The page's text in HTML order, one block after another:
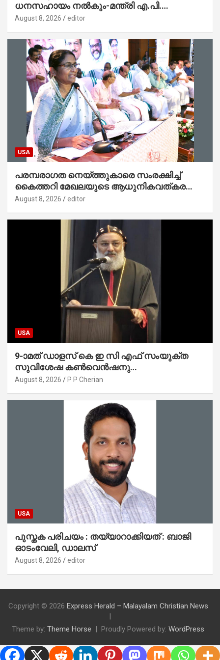
ധനസഹായം നൽകും-മന്ത്രി എ.പി.
അനിൽകുമാർ
August 8, 2026 editor
USA
പരമ്പരാഗത നെയ്ത്തുകാരെ സംരക്ഷിച്ച്
കൈത്തറി മേഖലയുടെ ആധുനികവത്കരണം
സാധ്യമാക്കും : ഡെപ്യൂട്ടി സ്പീക്കർ
August 8, 2026 editor
USA
9-ാമത് ഡാളസ് കെ ഇ സി എഫ് സംയുക്ത
സുവിശേഷ കൺവെൻഷനു
പ്രാർത്ഥനാനിർഭരമായ തുടക്കം
August 8, 2026 P P Cherian
USA
പുസ്തക പരിചയം : തയ്യാറാക്കിയത് : ബാജി
ഓടംവേലി, ഡാലസ്
August 8, 2026 editor
Copyright © 2026 Express Herald – Malayalam Christian News
Theme by: Theme Horse Proudly Powered by: WordPress